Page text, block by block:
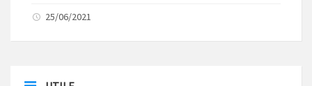
25/06/2021